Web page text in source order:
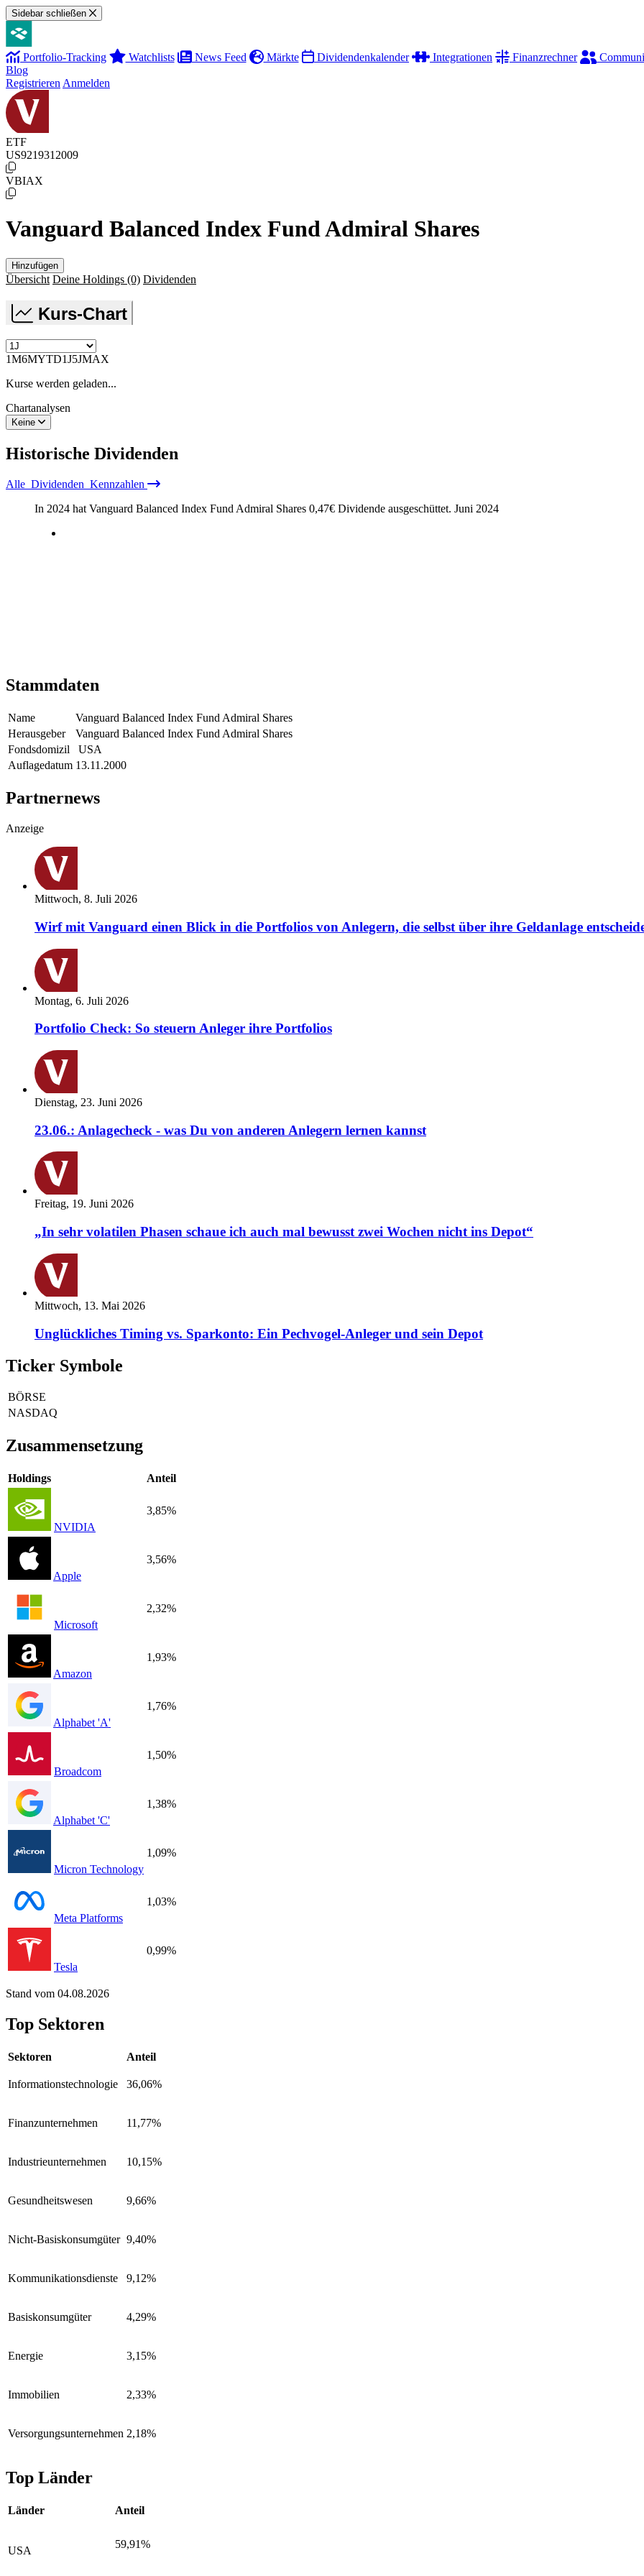
Sidebar schließen
Portfolio-Tracking Watchlists News Feed Märkte Dividendenkalender Integrationen Finanzrechner
Blog
Registrieren Anmelden
ETF
US9219312009
VBIAX
Vanguard Balanced Index Fund Admiral Shares
Hinzufügen
Übersicht Deine Holdings (0) Dividenden
Kurs-Chart
1M6MYTD1J5JMAX
Kurse werden geladen...
Chartanalysen
Keine
Historische Dividenden
Alle Dividenden Kennzahlen
In 2024 hat Vanguard Balanced Index Fund Admiral Shares 0,47€ Dividende ausgeschüttet. Juni 2024
Stammdaten
Name
Vanguard Balanced Index Fund Admiral Shares
Herausgeber
Vanguard Balanced Index Fund Admiral Shares
Fondsdomizil
USA
Auflagedatum 13.11.2000
Partnernews
Anzeige
Mittwoch, 8. Juli 2026
Wirf mit Vanguard einen Blick in die Portfolios von Anlegern, die selbst über ihre Geldanlage
Montag, 6. Juli 2026
Portfolio Check: So steuern Anleger ihre Portfolios
Dienstag, 23. Juni 2026
23.06.: Anlagecheck - was Du von anderen Anlegern lernen kannst
Freitag, 19. Juni 2026
„In sehr volatilen Phasen schaue ich auch mal bewusst zwei Wochen nicht ins Depot“
Mittwoch, 13. Mai 2026
Unglückliches Timing vs. Sparkonto: Ein Pechvogel-Anleger und sein Depot
Ticker Symbole
BÖRSE
NASDAQ
Zusammensetzung
Holdings Anteil
NVIDIA
3,85%
Apple
3,56%
Microsoft
2,32%
Amazon
1,93%
Alphabet 'A'
1,76%
Broadcom
1,50%
Alphabet 'C'
1,38%
Micron Technology
1,09%
Meta Platforms
1,03%
Tesla
0,99%
Stand vom 04.08.2026
Top Sektoren
Sektoren Anteil
Informationstechnologie 36,06%
Finanzunternehmen 11,77%
Industrieunternehmen 10,15%
Gesundheitswesen 9,66%
Nicht-Basiskonsumgüter 9,40%
Kommunikationsdienste 9,12%
Basiskonsumgüter 4,29%
Energie 3,15%
Immobilien 2,33%
Versorgungsunternehmen 2,18%
Top Länder
Länder Anteil
USA
59,91%